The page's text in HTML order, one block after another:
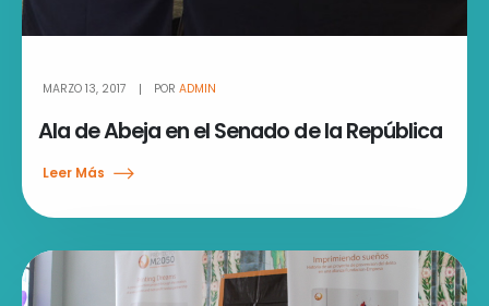
MARZO 13, 2017 POR ADMIN
Ala de Abeja en el Senado de la República
Leer Más